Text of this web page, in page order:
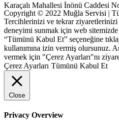
Karaçalı Mahallesi İnönü Caddesi
Copyright © 2022 Muğla Servisi |
Tercihlerinizi ve tekrar ziyaretlerinizi
deneyimi sunmak için web
“Tümünü Kabul Et” seçeneğine
kullanımına izin vermiş olursunuz.
vermek için "Çerez Ayarları"nı
Çerez Ayarları Tümünü Kabul Et
Close
Privacy Overview